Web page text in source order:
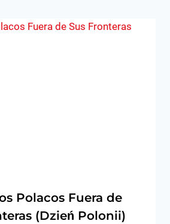
Polacos Fuera de
(Dzień Polonii)